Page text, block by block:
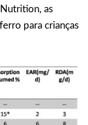
as
para crianças